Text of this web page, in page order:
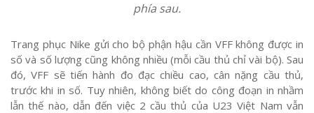
phía sau.
Trang phục Nike gửi cho bộ phận hậu cần VFF không được in
số và số lượng cũng không nhiều (mỗi cầu thủ chỉ vài bộ). Sau
đó, VFF sẽ tiến hành đo đạc chiều cao, cân nặng cầu thủ,
trước khi in số. Tuy nhiên, không biết do công đoạn in nhầm
lẫn thế nào, dẫn đến việc 2 cầu thủ của U23 Việt Nam vẫn